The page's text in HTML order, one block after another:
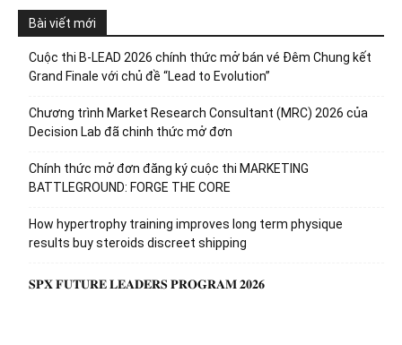
Bài viết mới
Cuộc thi B-LEAD 2026 chính thức mở bán vé Đêm Chung kết
Grand Finale với chủ đề “Lead to Evolution”
Chương trình Market Research Consultant (MRC) 2026 của
Decision Lab đã chinh thức mở đơn
Chính thức mở đơn đăng ký cuộc thi MARKETING
BATTLEGROUND: FORGE THE CORE
How hypertrophy training improves long term physique
results buy steroids discreet shipping
𝐒𝐏𝐗 𝐅𝐔𝐓𝐔𝐑𝐄 𝐋𝐄𝐀𝐃𝐄𝐑𝐒 𝐏𝐑𝐎𝐆𝐑𝐀𝐌 𝟐𝟎𝟐𝟔